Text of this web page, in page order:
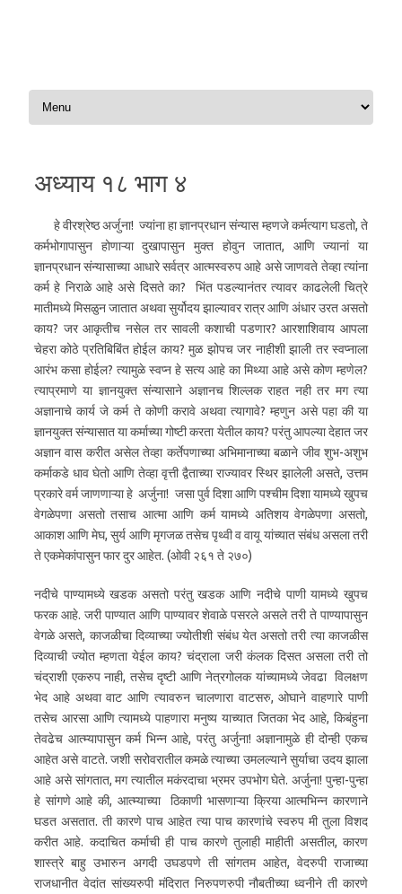
Skip to content
अध्याय १८ भाग ४
हे वीरश्रेष्ठ अर्जुना! ज्यांना हा ज्ञानप्रधान संन्यास म्हणजे कर्मत्याग घडतो, ते
कर्मभोगापासुन होणाऱ्या दुखापासुन मुक्त होवुन जातात, आणि ज्यानां या
ज्ञानप्रधान संन्यासाच्या आधारे सर्वत्र आत्मस्वरुप आहे असे जाणवते तेव्हा त्यांना
कर्म हे निराळे आहे असे दिसते का? भिंत पडल्यानंतर त्यावर काढलेली चित्रे
मातीमध्ये मिसळुन जातात अथवा सुर्योदय झाल्यावर रात्र आणि अंधार उरत असतो
काय? जर आकृतीच नसेल तर सावली कशाची पडणार? आरशाशिवाय आपला
चेहरा कोठे प्रतिबिबिंत होईल काय? मुळ झोपच जर नाहीशी झाली तर स्वप्नाला
आरंभ कसा होईल? त्यामुळे स्वप्न हे सत्य आहे का मिथ्या आहे असे कोण म्हणेल?
त्याप्रमाणे या ज्ञानयुक्त संन्यासाने अज्ञानच शिल्लक राहत नही तर मग त्या
अज्ञानाचे कार्य जे कर्म ते कोणी करावे अथवा त्यागावे? म्हणुन असे पहा की या
ज्ञानयुक्त संन्यासात या कर्माच्या गोष्टी करता येतील काय? परंतु आपल्या देहात जर
अज्ञान वास करीत असेल तेव्हा कर्तेपणाच्या अभिमानाच्या बळाने जीव शुभ-अशुभ
कर्माकडे धाव घेतो आणि तेव्हा वृत्ती द्वैताच्या राज्यावर स्थिर झालेली असते, उत्तम
प्रकारे वर्म जाणणाऱ्या हे अर्जुना! जसा पुर्व दिशा आणि पश्चीम दिशा यामध्ये खुपच
वेगळेपणा असतो तसाच आत्मा आणि कर्म यामध्ये अतिशय वेगळेपणा असतो,
आकाश आणि मेघ, सुर्य आणि मृगजळ तसेच पृथ्वी व वायू यांच्यात संबंध असला तरी
ते एकमेकांपासुन फार दुर आहेत. (ओवी २६१ ते २७०)
नदीचे पाण्यामध्ये खडक असतो परंतु खडक आणि नदीचे पाणी यामध्ये खुपच
फरक आहे. जरी पाण्यात आणि पाण्यावर शेवाळे पसरले असले तरी ते पाण्यापासुन
वेगळे असते, काजळीचा दिव्याच्या ज्योतीशी संबंध येत असतो तरी त्या काजळीस
दिव्याची ज्योत म्हणता येईल काय? चंद्राला जरी कंलक दिसत असला तरी तो
चंद्राशी एकरुप नाही, तसेच दृष्टी आणि नेत्रगोलक यांच्यामध्ये जेवढा विलक्षण
भेद आहे अथवा वाट आणि त्यावरुन चालणारा वाटसरु, ओघाने वाहणारे पाणी
तसेच आरसा आणि त्यामध्ये पाहणारा मनुष्य याच्यात जितका भेद आहे, किबंहुना
तेवढेच आत्म्यापासुन कर्म भिन्न आहे, परंतु अर्जुना! अज्ञानामुळे ही दोन्ही एकच
आहेत असे वाटते. जशी सरोवरातील कमळे त्याच्या उमलल्याने सुर्याचा उदय झाला
आहे असे सांगतात, मग त्यातील मकंरदाचा भ्रमर उपभोग घेते. अर्जुना! पुन्हा-पुन्हा
हे सांगणे आहे की, आत्म्याच्या ठिकाणी भासणाऱ्या क्रिया आत्मभिन्न कारणाने
घडत असतात. ती कारणे पाच आहेत त्या पाच कारणांचे स्वरुप मी तुला विशद
करीत आहे. कदाचित कर्माची ही पाच कारणे तुलाही माहीती असतील, कारण
शास्त्रे बाहु उभारुन अगदी उघडपणे ती सांगतम आहेत, वेदरुपी राजाच्या
राजधानीत वेदांत सांख्यरुपी मंदिरात निरुपणरुपी नौबतीच्या ध्वनीने ती कारणे